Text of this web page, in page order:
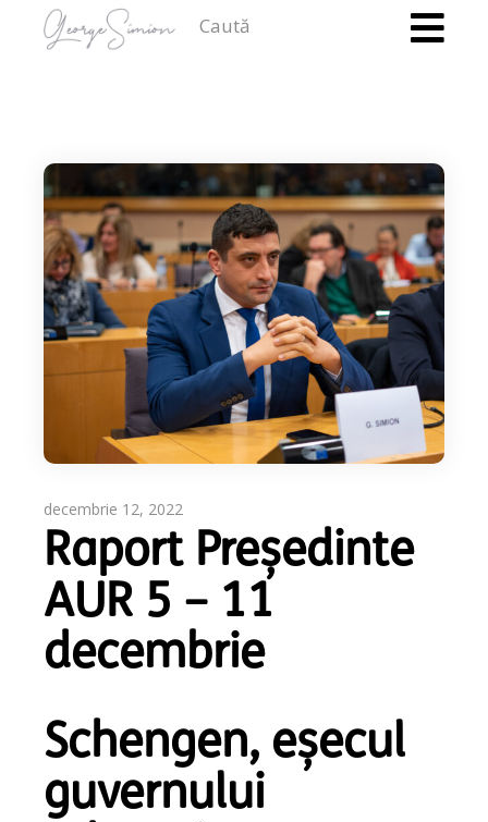
decembrie 12, 2022
Raport Președinte
AUR 5 – 11
decembrie
Schengen, eșecul
guvernului